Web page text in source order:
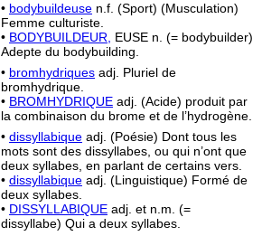
• bodybuildeuse n.f. (Sport) (Musculation)
Femme culturiste.
• BODYBUILDEUR,
EUSE n. (= bodybuilder)
Adepte du bodybuilding.
• bromhydriques adj. Pluriel de
bromhydrique.
• BROMHYDRIQUE adj. (Acide) produit par
la combinaison du brome et de l’hydrogène.
• dissyllabique adj. (Poésie) Dont tous les
mots sont des dissyllabes, ou qui n’ont que
deux syllabes, en parlant de certains vers.
• dissyllabique adj. (Linguistique) Formé de
deux syllabes.
• DISSYLLABIQUE adj. et n.m. (=
dissyllabe) Qui a deux syllabes.